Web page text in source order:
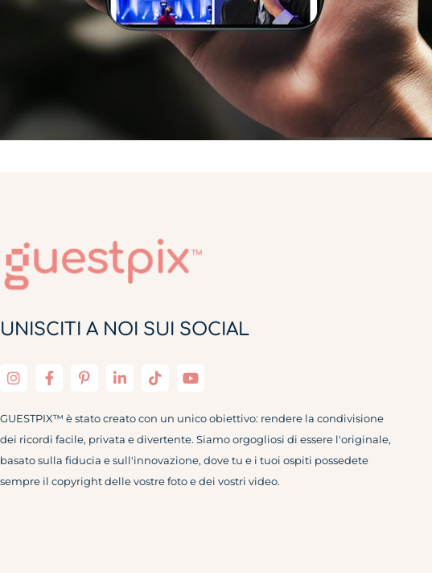
UNISCITI A NOI SUI SOCIAL
GUESTPIX™ è stato creato con un unico obiettivo: rendere la condivisione
dei ricordi facile, privata e divertente. Siamo orgogliosi di essere l'originale,
basato sulla fiducia e sull'innovazione, dove tu e i tuoi ospiti possedete
sempre il copyright delle vostre foto e dei vostri video.